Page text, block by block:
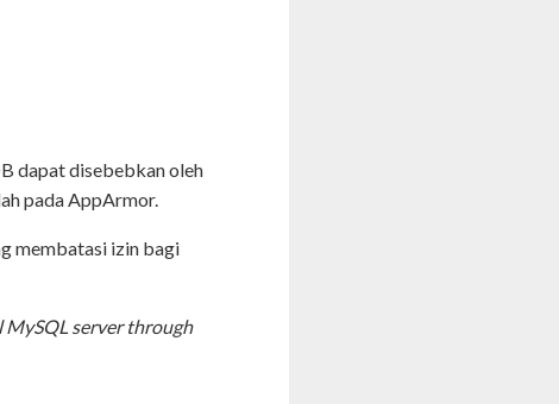
dapat disebebkan oleh
pada AppArmor.
membatasi izin bagi
MySQL server through